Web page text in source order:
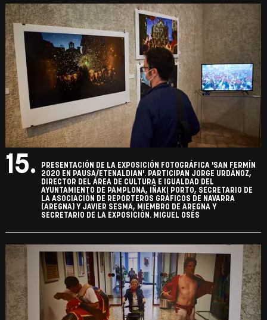
15.
PRESENTACIÓN DE LA EXPOSICIÓN FOTOGRÁFICA 'SAN FERMÍN
2020 EN PAUSA/ETENALDIAN'. PARTICIPAN JORGE URDÁNOZ,
DIRECTOR DEL ÁREA DE CULTURA E IGUALDAD DEL
AYUNTAMIENTO DE PAMPLONA, IÑAKI PORTO, SECRETARIO DE
LA ASOCIACIÓN DE REPORTEROS GRÁFICOS DE NAVARRA
(AREGNA) Y JAVIER SESMA, MIEMBRO DE AREGNA Y
SECRETARIO DE LA EXPOSICIÓN. MIGUEL OSÉS